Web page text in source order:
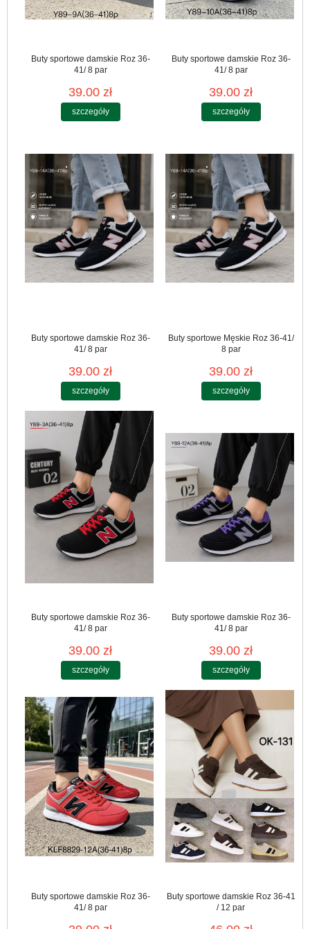
Buty sportowe damskie Roz 36-
41/ 8 par
39.00 zł
szczegóły
Buty sportowe damskie Roz 36-
41/ 8 par
39.00 zł
szczegóły
Buty sportowe damskie Roz 36-
41/ 8 par
39.00 zł
szczegóły
Buty sportowe Męskie Roz 36-41/
8 par
39.00 zł
szczegóły
Buty sportowe damskie Roz 36-
41/ 8 par
39.00 zł
szczegóły
Buty sportowe damskie Roz 36-
41/ 8 par
39.00 zł
szczegóły
Buty sportowe damskie Roz 36-
41/ 8 par
Buty sportowe damskie Roz 36-41
/ 12 par